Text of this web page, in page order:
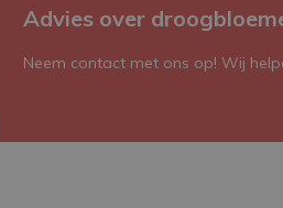
Advies over
Neem contact met ons op! Wij